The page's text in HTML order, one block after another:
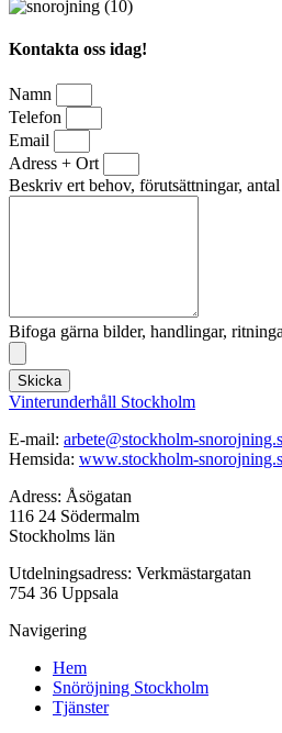
Kontakta oss idag!
Namn
Telefon
Email
Adress + Ort
Beskriv ert behov, förutsättningar,
Bifoga gärna bilder, handlingar,
Skicka
Vinterunderhåll Stockholm
E-mail: arbete@stockholm-
Hemsida: www.stockholm-
Adress: Åsögatan
116 24 Södermalm
Stockholms län
Utdelningsadress: Verkmästargatan
754 36 Uppsala
Navigering
Hem
Snöröjning Stockholm
Tjänster